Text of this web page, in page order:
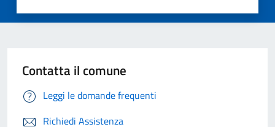
Contatta il comune
Leggi le domande frequenti
Richiedi Assistenza